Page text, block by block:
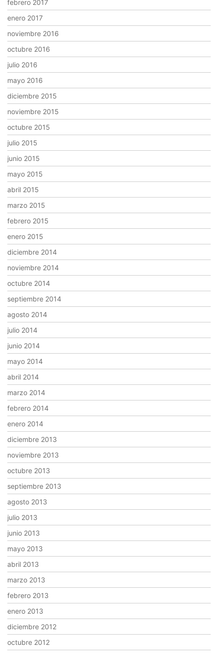
febrero 2017
enero 2017
noviembre 2016
octubre 2016
julio 2016
mayo 2016
diciembre 2015
noviembre 2015
octubre 2015
julio 2015
junio 2015
mayo 2015
abril 2015
marzo 2015
febrero 2015
enero 2015
diciembre 2014
noviembre 2014
octubre 2014
septiembre 2014
agosto 2014
julio 2014
junio 2014
mayo 2014
abril 2014
marzo 2014
febrero 2014
enero 2014
diciembre 2013
noviembre 2013
octubre 2013
septiembre 2013
agosto 2013
julio 2013
junio 2013
mayo 2013
abril 2013
marzo 2013
febrero 2013
enero 2013
diciembre 2012
octubre 2012